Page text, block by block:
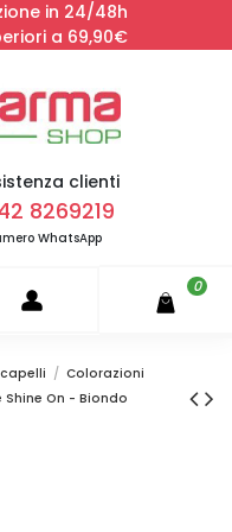
in 24/48h
a 69,90€
clienti
8269219
WhatsApp
0
Colorazioni
On - Biondo